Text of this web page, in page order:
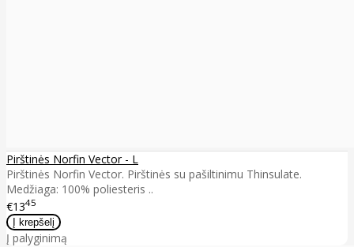
Pirštinės Norfin Vector - L
Pirštinės Norfin Vector. Pirštinės su pašiltinimu Thinsulate.
Medžiaga: 100% poliesteris ..
€1345
Į palyginimą